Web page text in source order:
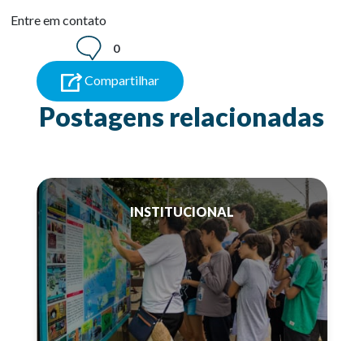
Entre em contato
0
Compartilhar
Postagens relacionadas
INSTITUCIONAL